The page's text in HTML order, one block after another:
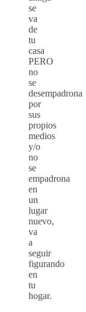
se
va
de
tu
casa
PERO
no
se
desempadrona
por
sus
propios
medios
y/o
no
se
empadrona
en
un
lugar
nuevo,
va
a
seguir
figurando
en
tu
hogar.